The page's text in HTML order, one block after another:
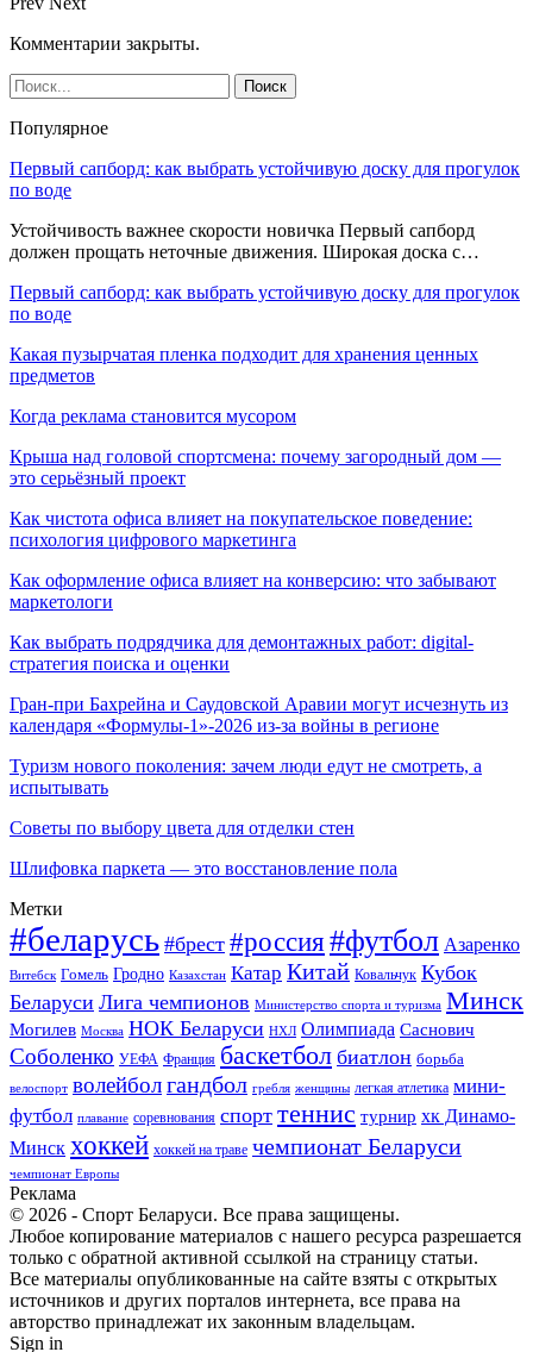
Комментарии закрыты.
Популярное
Первый сапборд: как выбрать устойчивую доску для прогулок
по воде
Устойчивость важнее скорости новичка Первый сапборд
должен прощать неточные движения. Широкая доска с…
Первый сапборд: как выбрать устойчивую доску для прогулок
по воде
Какая пузырчатая пленка подходит для хранения ценных
предметов
Когда реклама становится мусором
Крыша над головой спортсмена: почему загородный дом —
это серьёзный проект
Как чистота офиса влияет на покупательское поведение:
психология цифрового маркетинга
Как оформление офиса влияет на конверсию: что забывают
маркетологи
Как выбрать подрядчика для демонтажных работ: digital-
стратегия поиска и оценки
Гран-при Бахрейна и Саудовской Аравии могут исчезнуть из
календаря «Формулы-1»-2026 из-за войны в регионе
Туризм нового поколения: зачем люди едут не смотреть, а
испытывать
Советы по выбору цвета для отделки стен
Шлифовка паркета — это восстановление пола
Метки
#беларусь #брест #россия#футбол Азаренко
Витебск Гомель Гродно Казахстан Катар Китай Ковальчук Кубок
Беларуси Лига чемпионов Министерство спорта и туризма Минск
Могилев Москва НОК Беларуси НХЛ Олимпиада Саснович
Соболенко УЕФА Франция баскетбол биатлон борьба
велоспорт волейболгандбол гребля женщины легкая атлетика мини-
футбол плавание соревнования спорт теннис турнир хк Динамо-
Минск хоккей хоккей на траве чемпионат Беларуси
чемпионат Европы
Реклама
© 2026 - Спорт Беларуси. Все права защищены.
Любое копирование материалов с нашего ресурса разрешается
только с обратной активной ссылкой на страницу статьи.
Все материалы опубликованные на сайте взяты с открытых
источников и других порталов интернета, все права на
авторство принадлежат их законным владельцам.
Sign in